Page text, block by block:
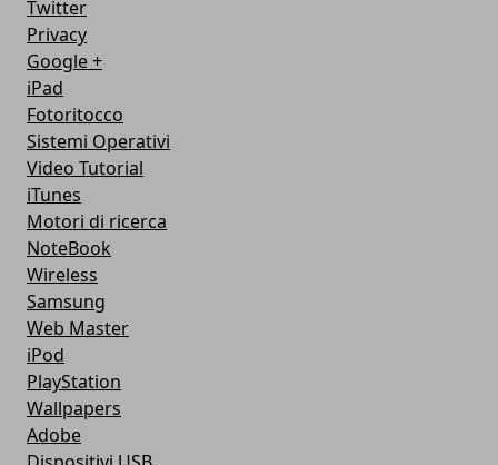
Twitter
Privacy
Google +
iPad
Fotoritocco
Sistemi Operativi
Video Tutorial
iTunes
Motori di ricerca
NoteBook
Wireless
Samsung
Web Master
iPod
PlayStation
Wallpapers
Adobe